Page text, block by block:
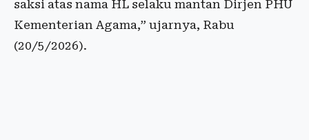
saksi atas nama HL selaku mantan Dirjen PHU
Kementerian Agama,” ujarnya, Rabu
(20/5/2026).